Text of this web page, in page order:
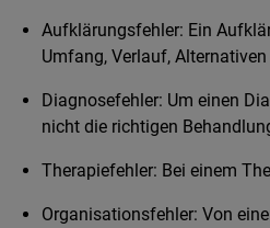
Aufklärungsfehler: Ein
Umfang, Verlauf,
Diagnosefehler: Um einen
nicht die richtigen
Therapiefehler: Bei einem
Organisationsfehler: Von